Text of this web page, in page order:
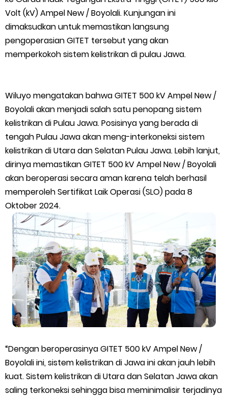
FPMP.TB Bersama OPP Teluk Belitung, Dan Perwakilan
Masyarakat Desa Se- Kecamatan Merbau Datangi PLTG
Bupati Asmar Perkuat Sinergi dengan Danposal Selatpanjang,
Bahas Stabilitas Wilayah dan Pembangunan Meranti
44 Tim Berlaga di Banglas Barat Cup II, Pemkab Meranti
Dorong Lahirnya Atlet Berprestasi
HUT IBI Ke-75, Bupati Asmar: Bidan Garda Terdepan Wujudkan
Generasi Emas Indonesia 2045
Kepulauan Meranti Borong Tiga Prestasi di ADUJAK GenRe Riau
2026, Duta Putra Raih Juara Pertama
Bupati Asmar Buka Peluang Kolaborasi Meranti–Melaka di
Bidang Ekonomi, Pendidikan, dan Pariwisata
Bukittinggi–Padang Panjang–Sicincin Sangat Mendesak
Green Policing Goes to School, Ketua Bhayangkari Cabang
Volt (kV) Ampel New / Boyolali. Kunjungan ini
dimaksudkan untuk memastikan langsung
pengoperasian GITET tersebut yang akan
memperkokoh sistem kelistrikan di pulau Jawa.
Wiluyo mengatakan bahwa GITET 500 kV Ampel New /
Boyolali akan menjadi salah satu penopang sistem
kelistrikan di Pulau Jawa. Posisinya yang berada di
tengah Pulau Jawa akan meng-interkoneksi sistem
kelistrikan di Utara dan Selatan Pulau Jawa. Lebih lanjut,
dirinya memastikan GITET 500 kV Ampel New / Boyolali
akan beroperasi secara aman karena telah berhasil
memperoleh Sertifikat Laik Operasi (SLO) pada 8
Oktober 2024.
“Dengan beroperasinya GITET 500 kV Ampel New /
Boyolali ini, sistem kelistrikan di Jawa ini akan jauh lebih
kuat. Sistem kelistrikan di Utara dan Selatan Jawa akan
saling terkoneksi sehingga bisa meminimalisir terjadinya